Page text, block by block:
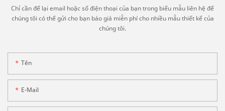
Chỉ cần để lại email hoặc số điện thoại của bạn trong biểu mẫu liên hệ để
chúng tôi có thể gửi cho bạn báo giá miễn phí cho nhiều mẫu thiết kế của
chúng tôi.
Tên
E-Mail